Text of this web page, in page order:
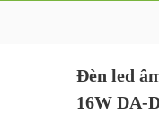
Đèn led
16W DA-